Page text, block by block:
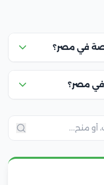
في مصر؟
مصر؟